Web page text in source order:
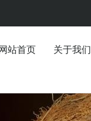
网站首页 关于我们